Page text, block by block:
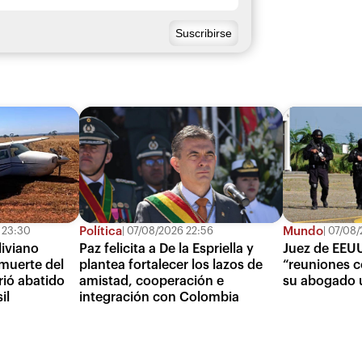
del
abatido
Política 07/08/2026 22:56
Paz felicita a De la Espriella y
plantea fortalecer los lazos de
amistad, cooperación e
integración con Colombia
Mundo 07/08/
Juez de
“reuniones
su abogado